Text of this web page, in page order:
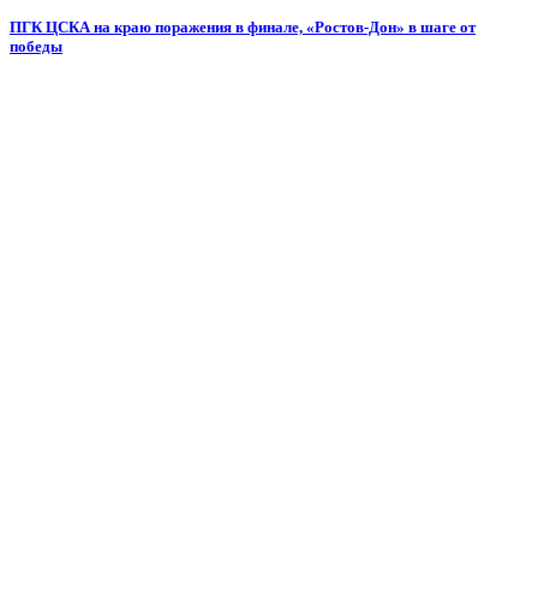
ПГК ЦСКА на краю поражения в финале, «Ростов-Дон» в шаге от
победы